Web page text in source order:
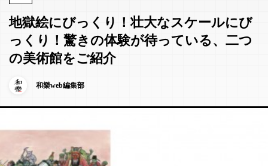
地獄絵にびっくり！壮大なスケールにび
っくり！驚きの体験が待っている、二つ
の美術館をご紹介
和樂web編集部